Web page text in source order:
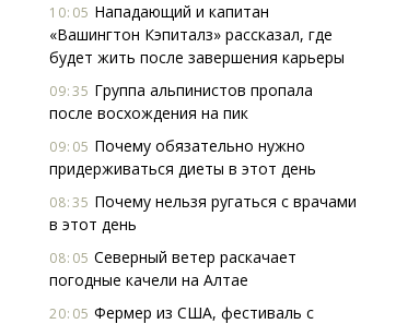
10:05 Нападающий и капитан
«Вашингтон Кэпиталз» рассказал, где
будет жить после завершения карьеры
09:35 Группа альпинистов пропала
после восхождения на пик
09:05 Почему обязательно нужно
придерживаться диеты в этот день
08:35 Почему нельзя ругаться с врачами
в этот день
08:05 Северный ветер раскачает
погодные качели на Алтае
20:05 Фермер из США, фестиваль с